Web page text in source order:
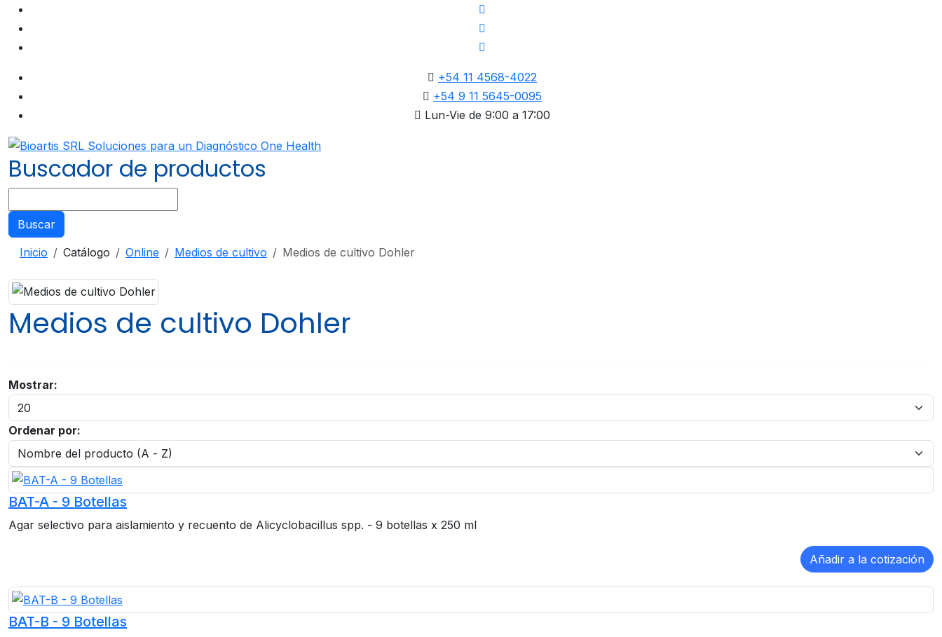
+54 11 4568-4022
+54 9 11 5645-0095
Lun-Vie de 9:00 a 17:00
Buscador de productos
Buscar
Inicio
Catálogo Online Medios de cultivo Medios de cultivo Dohler
Medios de cultivo Dohler
Mostrar:
Ordenar por:
BAT-A - 9 Botellas
Agar selectivo para aislamiento y recuento de Alicyclobacillus spp. - 9 botellas x 250 ml
BAT-B - 9 Botellas